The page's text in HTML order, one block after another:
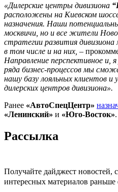
«Дилерские центры дивизиона
расположены на Киевском
назначения. Наши
москвичи, но и все жители
стратегии развития
в том числе и на них, –
Направление перспективное и,
ряда бизнес-процессов мы
нашу базу лояльных клиентов и
дилерских центров дивизиона».
Ранее «АвтоСпецЦентр»
«Ленинский» и «Юго-Восток».
Рассылка
Получайте дайджест новостей,
интересных материалов раньше